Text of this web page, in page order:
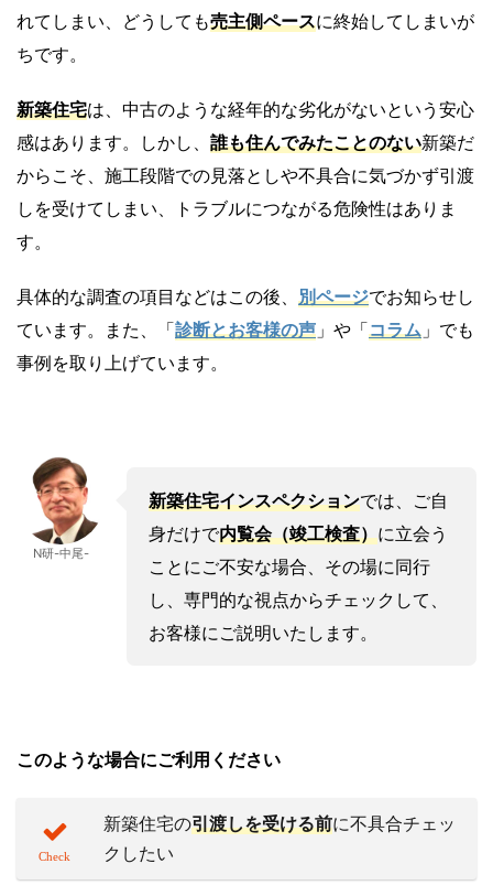
れてしまい、どうしても売主側ペースに終始してしまいが
ちです。
新築住宅は、中古のような経年的な劣化がないという安心
感はあります。しかし、 誰も住んでみたことのない新築だ
からこそ、施工段階での見落としや不具合に気づかず引渡
しを受けてしまい、トラブルにつながる危険性はありま
す。
具体的な調査の項目などはこの後、 別ページでお知らせし
ています。また、「診断とお客様の声 」や「コラム 」でも
事例を取り上げています。
N研-中尾-
新築住宅インスペクションでは、ご自
身だけで内覧会（竣工検査）に立会う
ことにご不安な場合、その場に同行
し、専門的な視点からチェックして、
お客様にご説明いたします。
このような場合にご利用ください
新築住宅の引渡しを受ける前に不具合チェッ
クしたい